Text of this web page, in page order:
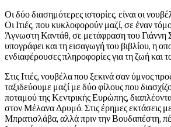
Οι δύο διασημότερες ιστορίες, είναι οι
Οι Ιτιές, που κυκλοφορούν μαζί, σε έναν
Άγνωστη Καντάθ, σε μετάφραση του Γιάννη
υπογράφει και τη εισαγωγή του βιβλίου, η
ενδιαφέρουσες πληροφορίες για τη ζωή και
Στις Ιτιές, νουβέλα που ξεκινά σαν ύμνος
ταξιδεύουμε μαζί με δύο φίλους που
ποταμού της Κεντρικής Ευρώπης,
στον Μέλανα Δρυμό. Στις έρημες εκτάσεις
Μπρατισλάβα, αλλά πριν την Βουδαπέστη,